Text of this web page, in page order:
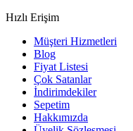
Hızlı Erişim
Müşteri Hizmetleri
Blog
Fiyat Listesi
Çok Satanlar
İndirimdekiler
Sepetim
Hakkımızda